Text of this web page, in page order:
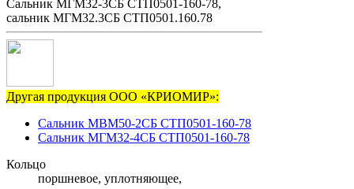
Сальник МГМ32-3СБ СТП0501-160-78,
сальник МГМ32.3СБ СТП0501.160.78
Другая продукция ООО «КРИОМИР»:
Сальник МВМ50-2СБ СТП0501-160-78
Сальник МГМ32-4СБ СТП0501-160-78
Кольцо
поршневое, уплотняющее,